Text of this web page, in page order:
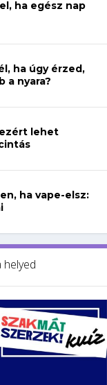
ha egész nap
ha úgy érzed,
a nyara?
lehet
ha vape-elsz:
helyed